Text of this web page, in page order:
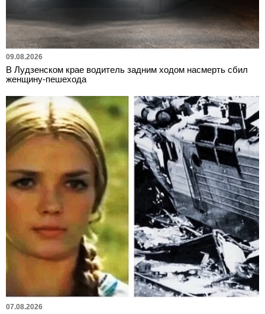
09.08.2026
В Лудзенском крае водитель задним ходом насмерть сбил
женщину-пешехода
07.08.2026